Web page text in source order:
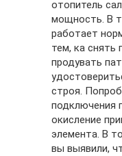
отопитель
мощность. В
работает
тем, ка снять
продувать
строя.
подключения
окисление
элемента. В
вы выявили,